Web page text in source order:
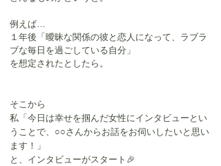
例えば…
１年後「曖昧な関係の彼と恋人になって、ラブラ
ブな毎日を過ごしている自分」
を想定されたとしたら。
そこから
私「今日は幸せを掴んだ女性にインタビューとい
うことで、○○さんからお話をお伺いしたいと思い
ます！」
と、インタビューがスタート🎉